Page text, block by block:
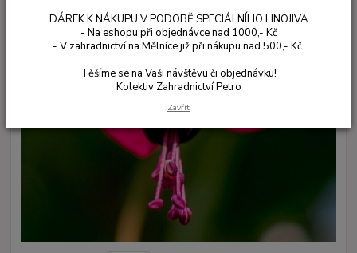
DÁREK K NÁKUPU V PODOBĚ SPECIÁLNÍHO HNOJIVA
- Na eshopu při objednávce nad 1000,- Kč
- V zahradnictví na Mělníce již při nákupu nad 500,- Kč.
Těšíme se na Vaši návštěvu či objednávku!
Kolektiv Zahradnictví Petro
Zavřít